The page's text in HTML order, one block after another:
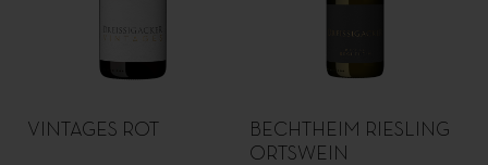
VINTAGES ROT
BECHTHEIM RIESLING
ORTSWEIN